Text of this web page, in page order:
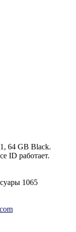
64 GB Black.
ID работает.
1065